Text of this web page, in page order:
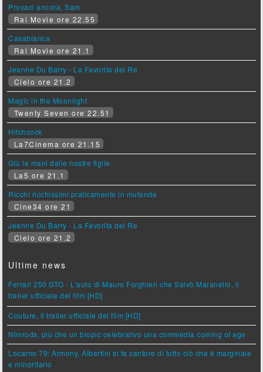
Provaci ancora, Sam
Rai Movie ore 22.55
Casablanca
Rai Movie ore 21.1
Jeanne Du Barry - La Favorita del Re
Cielo ore 21.2
Magic in the Moonlight
Twenty Seven ore 22.51
Hitchcock
La7Cinema ore 21.15
Giù le mani dalle nostre figlie
La5 ore 21.1
Ricchi ricchissimi praticamente in mutande
Cine34 ore 21
Jeanne Du Barry - La Favorita del Re
Cielo ore 21.2
Ultime news
Ferrari 250 GTO - L'auto di Mauro Forghieri che Salvò Maranello, il
trailer ufficiale del film [HD]
Couture, il trailer ufficiale del film [HD]
Nimrods, più che un biopic celebrativo una commedia coming of age
Locarno 79: Armony, Albertini si fa cantore di tutto ciò che è marginale
e minoritario